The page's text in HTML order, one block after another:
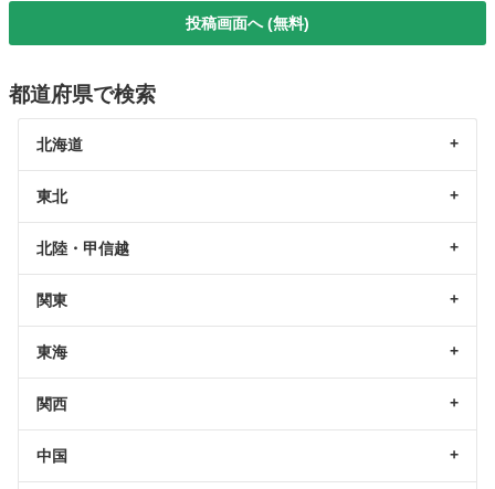
投稿画面へ (無料)
都道府県で検索
北海道
東北
北陸・甲信越
関東
東海
関西
中国